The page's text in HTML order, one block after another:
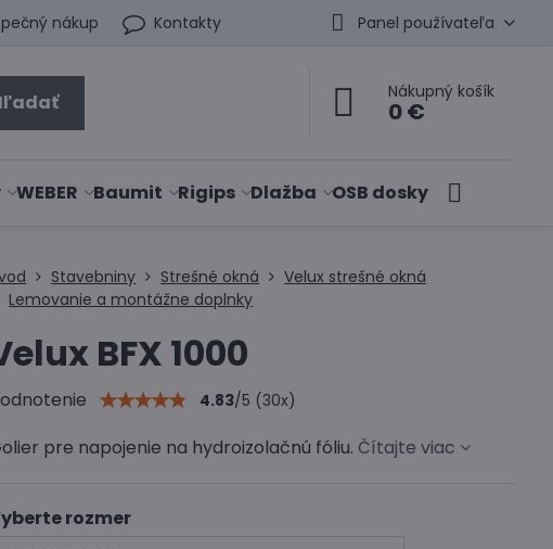
nákup Kontakty Panel používateľa
Nákupný košík
0 €
WEBER Baumit Rigips Dlažba OSB dosky
Stavebniny Strešné okná
Velux strešné okná
Lemovanie a montážne doplnky
BFX 1000
4.83/5 (30x)
pre napojenie na hydroizolačnú fóliu.Čítajte viac
rozmer